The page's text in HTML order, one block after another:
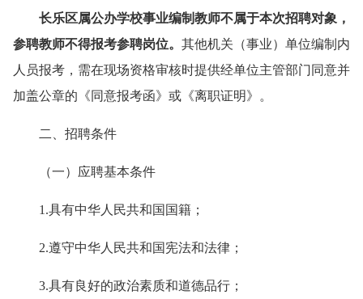
长乐区属公办学校事业编制教师不属于本次招聘对象，
参聘教师不得报考参聘岗位。 其他机关（事业）单位编制内
人员报考，需在现场资格审核时提供经单位主管部门同意并
加盖公章的《同意报考函》或《离职证明》。
二、招聘条件
（一）应聘基本条件
1.具有中华人民共和国国籍；
2.遵守中华人民共和国宪法和法律；
3.具有良好的政治素质和道德品行；